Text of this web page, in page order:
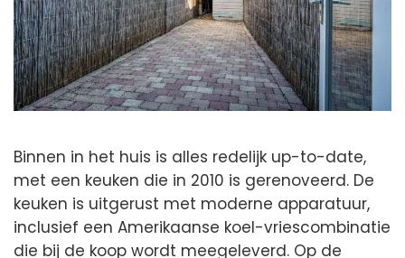
Binnen in het huis is alles redelijk up-to-date,
met een keuken die in 2010 is gerenoveerd. De
keuken is uitgerust met moderne apparatuur,
inclusief een Amerikaanse koel-vriescombinatie
die bij de koop wordt meegeleverd. Op de